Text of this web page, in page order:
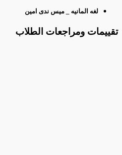
لغه المانيه _ ميس ندى امين
تقييمات ومراجعات الطلاب